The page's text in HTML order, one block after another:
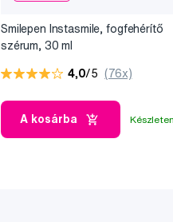
Smilepen Instasmile, fogfehérítő
szérum, 30 ml
4,0/5 (76x)
A kosárba